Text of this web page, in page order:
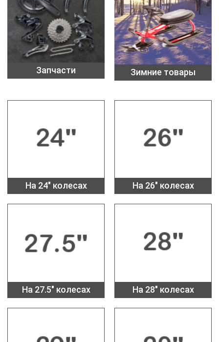
Запчасти Зимние товары
На 24" колесах На 26" колесах
На 27.5" колесах На 28" колесах